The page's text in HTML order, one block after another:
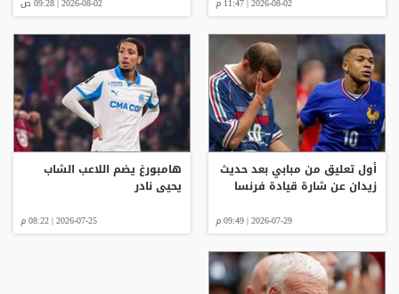
2026-08-02 | 11:47 م 2026-08-02 | 09:28 ص
أول تعليق من مبابي بعد حديث
زيدان عن شارة قيادة فرنسا
2026-07-29 | 09:49 م
هامبورغ يضم اللاعب الشاب
يحيى نادر
2026-07-25 | 08:22 م